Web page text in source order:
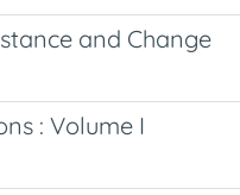
and Change
: Volume I